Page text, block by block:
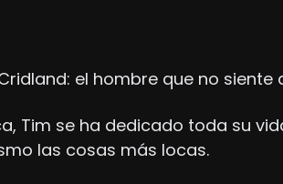
el hombre que no siente
Tim se ha dedicado toda su
las cosas más locas.